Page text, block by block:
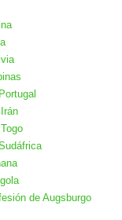
de Augsburgo